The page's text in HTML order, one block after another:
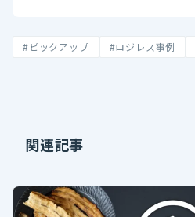
#ピックアップ #ロジレス事例
関連記事